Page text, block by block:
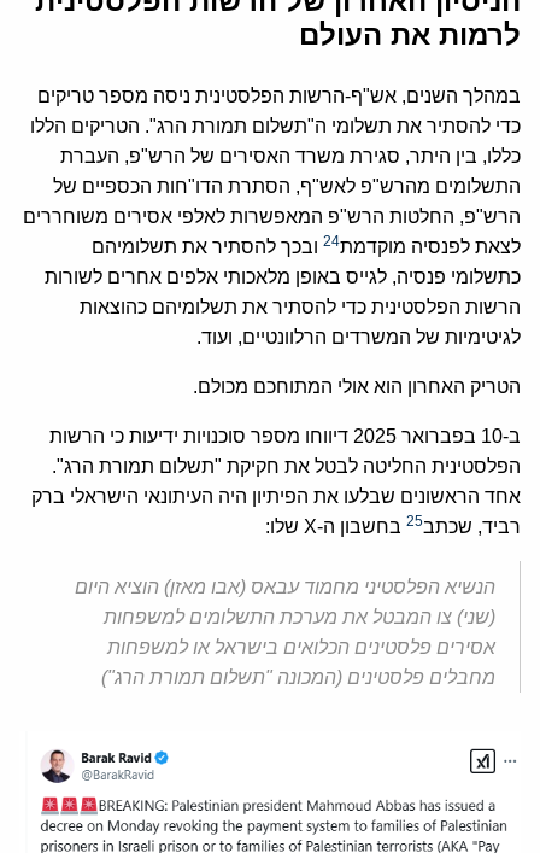
לרמות את העולם
במהלך השנים, אש"ף-הרשות הפלסטינית ניסה מספר טריקים
כדי להסתיר את תשלומי ה"תשלום תמורת הרג". הטריקים הללו
כללו, בין היתר, סגירת משרד האסירים של הרש"פ, העברת
התשלומים מהרש"פ לאש"ף, הסתרת הדו"חות הכספיים של
הרש"פ, החלטות הרש"פ המאפשרות לאלפי אסירים משוחררים
לצאת לפנסיה מוקדמת24 ובכך להסתיר את תשלומיהם
כתשלומי פנסיה, לגייס באופן מלאכותי אלפים אחרים לשורות
הרשות הפלסטינית כדי להסתיר את תשלומיהם כהוצאות
לגיטימיות של המשרדים הרלוונטיים, ועוד.
הטריק האחרון הוא אולי המתוחכם מכולם.
ב-10 בפברואר 2025 דיווחו מספר סוכנויות ידיעות כי הרשות
הפלסטינית החליטה לבטל את חקיקת "תשלום תמורת הרג".
אחד הראשונים שבלעו את הפיתיון היה העיתונאי הישראלי ברק
רביד, שכתב25 בחשבון ה-X שלו:
הנשיא הפלסטיני מחמוד עבאס (אבו מאזן) הוציא היום
(שני) צו המבטל את מערכת התשלומים למשפחות
אסירים פלסטינים הכלואים בישראל או למשפחות
מחבלים פלסטינים (המכונה "תשלום תמורת הרג")